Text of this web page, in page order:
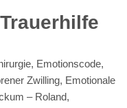
Emotionscode,
Zwilling, Emotionale
– Roland,